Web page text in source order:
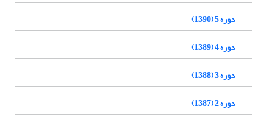
دوره 5 (1390)
دوره 4 (1389)
دوره 3 (1388)
دوره 2 (1387)